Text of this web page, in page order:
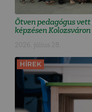
Ötven pedagógus
képzésen Kolozsváron
2026. július 28.
HÍREK